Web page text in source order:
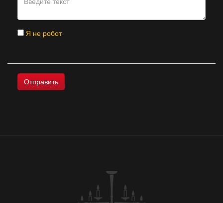
Я не робот